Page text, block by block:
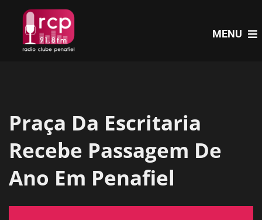
content
MENU
PROGRAMAS
NOTÍCIAS
Praça Da Escritaria
Recebe Passagem De
Ano Em Penafiel